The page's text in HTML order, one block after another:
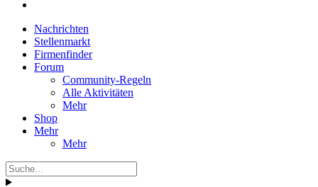
Nachrichten
Stellenmarkt
Firmenfinder
Forum
Community-Regeln
Alle Aktivitäten
Mehr
Shop
Mehr
Mehr